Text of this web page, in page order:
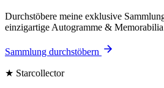
Durchstöbere meine exklusive
einzigartige Autogramme &
Sammlung durchstöbern
★ Starcollector